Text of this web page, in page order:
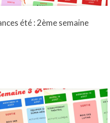
été : 2ème semaine